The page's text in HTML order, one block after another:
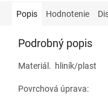
Popis Hodnotenie
Podrobný popis
Materiál. hliník/plast
Povrchová úprava: